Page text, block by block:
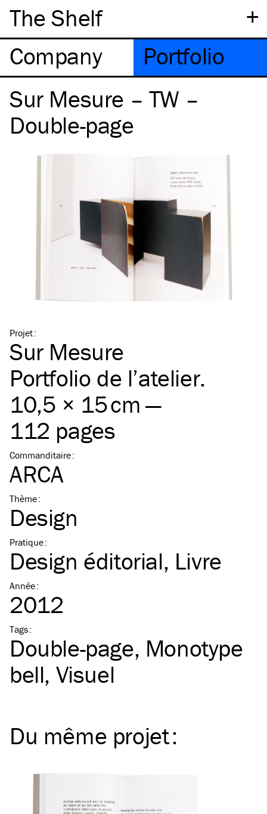
+
The Shelf
Company
Portfolio
Sur Mesure – TW –
Double-page
Projet:
Sur Mesure
Portfolio de l’atelier.
10,5 × 15 cm —
112 pages
Commanditaire:
ARCA
Thème:
Design
Pratique:
Design éditorial Livre
Année:
2012
Tags:
Double-page Monotype
bell Visuel
Du même projet: